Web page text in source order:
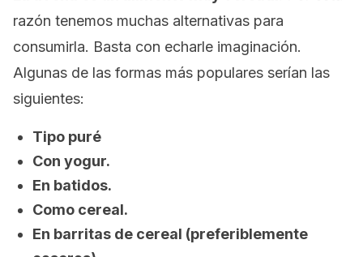
razón tenemos muchas alternativas para
consumirla. Basta con echarle imaginación.
Algunas de las formas más populares serían las
siguientes:
Tipo puré
Con yogur.
En batidos.
Como cereal.
En barritas de cereal (preferiblemente